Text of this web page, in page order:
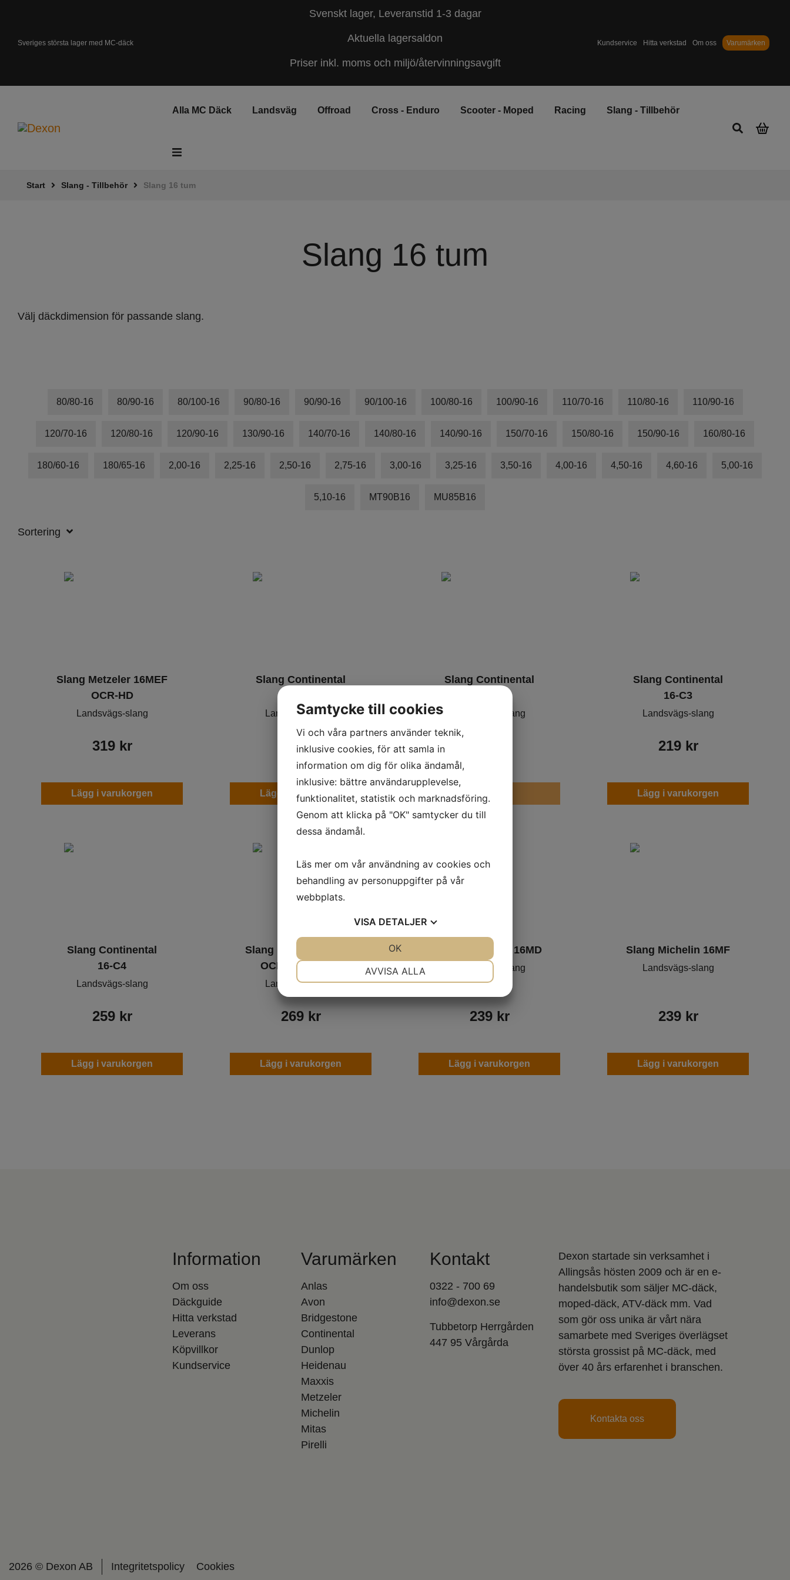
Sveriges största lager med MC-däck
Svenskt lager, Leveranstid 1-3 dagar
Aktuella lagersaldon
Priser inkl. moms och miljö/återvinningsavgift
Kundservice Hitta verkstad Om oss Varumärken
Alla MC Däck Landsväg Offroad Cross - Enduro Scooter - Moped Racing Slang - Tillbehör
Start Slang - Tillbehör Slang 16 tum
Slang 16 tum
Välj däckdimension för passande slang.
80/80-16 80/90-16 80/100-16 90/80-16 90/90-16 90/100-16 100/80-16 100/90-16 110/70-16 110/80-16 110/90-16
120/70-16 120/80-16 120/90-16 130/90-16 140/70-16 140/80-16 140/90-16 150/70-16 150/80-16 150/90-16 160/80-16
180/60-16 180/65-16 2,00-16 2,25-16 2,50-16 2,75-16 3,00-16 3,25-16 3,50-16 4,00-16 4,50-16 4,60-16 5,00-16
5,10-16 MT90B16 MU85B16
Sortering
Slang Metzeler 16MEF
OCR-HD
Landsvägs-slang
319kr
Lägg i varukorgen
Slang Continental
Landsvägs-slang
179kr
Lägg i varukorgen
Slang Continental
Landsvägs-slang
Ej i lager
Slang Continental
16-C3
Landsvägs-slang
219kr
Lägg i varukorgen
Slang Continental
16-C4
Landsvägs-slang
259kr
Lägg i varukorgen
Slang Heidenau 16HEI
OCR-HD-gummi
Landsvägs-slang
269kr
Lägg i varukorgen
Slang Michelin 16MD
Landsvägs-slang
239kr
Lägg i varukorgen
Slang Michelin 16MF
Landsvägs-slang
239kr
Lägg i varukorgen
Information
Om oss
Däckguide
Hitta verkstad
Leverans
Köpvillkor
Kundservice
Varumärken
Anlas
Avon
Bridgestone
Continental
Dunlop
Heidenau
Maxxis
Metzeler
Michelin
Mitas
Pirelli
Kontakt
0322 - 700 69
info@dexon.se
Tubbetorp Herrgården
447 95 Vårgårda
Dexon startade sin verksamhet i
Allingsås hösten 2009 och är en e-
handelsbutik som säljer MC-däck,
moped-däck, ATV-däck mm. Vad
som gör oss unika är vårt nära
samarbete med Sveriges överlägset
största grossist på MC-däck, med
över 40 års erfarenhet i branschen.
Kontakta oss
2026 © Dexon AB Integritetspolicy Cookies
Samtycke till cookies
Vi och våra partners använder teknik,
inklusive cookies, för att samla in
information om dig för olika ändamål,
inklusive: bättre användarupplevelse,
funktionalitet, statistik och marknadsföring.
Genom att klicka på "OK" samtycker du till
dessa ändamål.
Läs mer om vår användning av cookies och
behandling av personuppgifter på vår
webbplats.
VISA DETALJER
AVVISA ALLA
OK